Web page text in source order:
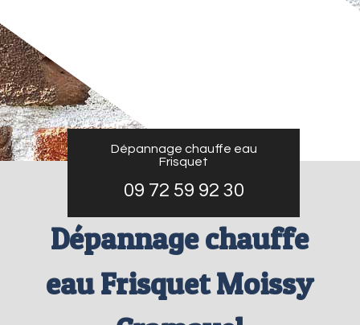
Dépannage chauffe eau
Frisquet
09 72 59 92 30
Dépannage chauffe
eau Frisquet Moissy